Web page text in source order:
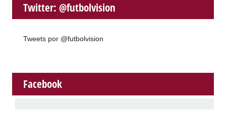
Twitter: @futbolvision
Tweets por @futbolvision
Facebook